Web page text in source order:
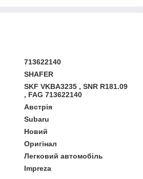
713622140
SHAFER
SKF VKBA3235 , SNR R181.09
, FAG 713622140
Австрія
Subaru
Новий
Оригінал
Легковий автомобіль
Impreza